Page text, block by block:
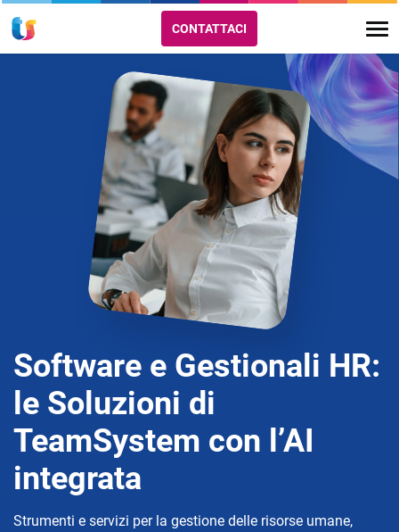
CONTATTACI
Software e Gestionali HR:
le Soluzioni di
TeamSystem con l’AI
integrata
Strumenti e servizi per la gestione delle risorse umane,